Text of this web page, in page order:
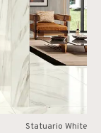
Statuario White